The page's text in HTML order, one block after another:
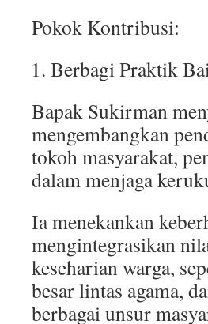
Pokok Kontribusi:
Berbagi Praktik
Bapak Sukirman
mengembangkan
tokoh masyarakat,
dalam menjaga
Ia menekankan
mengintegrasikan
keseharian warga,
besar lintas agama,
berbagai unsur